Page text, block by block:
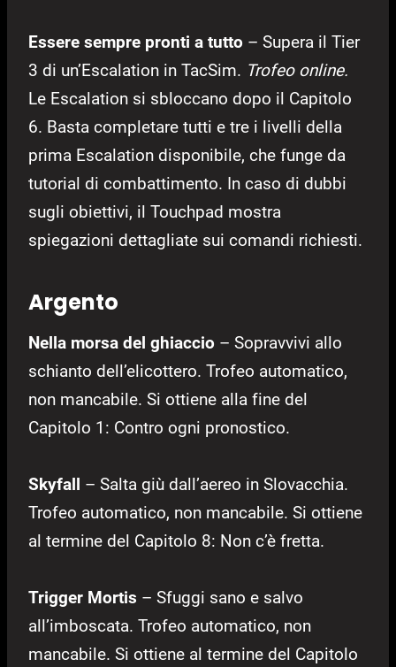
Essere sempre pronti a tutto – Supera il Tier
3 di un’Escalation in TacSim. Trofeo online.
Le Escalation si sbloccano dopo il Capitolo
6. Basta completare tutti e tre i livelli della
prima Escalation disponibile, che funge da
tutorial di combattimento. In caso di dubbi
sugli obiettivi, il Touchpad mostra
spiegazioni dettagliate sui comandi richiesti.
Argento
Nella morsa del ghiaccio – Sopravvivi allo
schianto dell’elicottero. Trofeo automatico,
non mancabile. Si ottiene alla fine del
Capitolo 1: Contro ogni pronostico.
Skyfall – Salta giù dall’aereo in Slovacchia.
Trofeo automatico, non mancabile. Si ottiene
al termine del Capitolo 8: Non c’è fretta.
Trigger Mortis – Sfuggi sano e salvo
all’imboscata. Trofeo automatico, non
mancabile. Si ottiene al termine del Capitolo